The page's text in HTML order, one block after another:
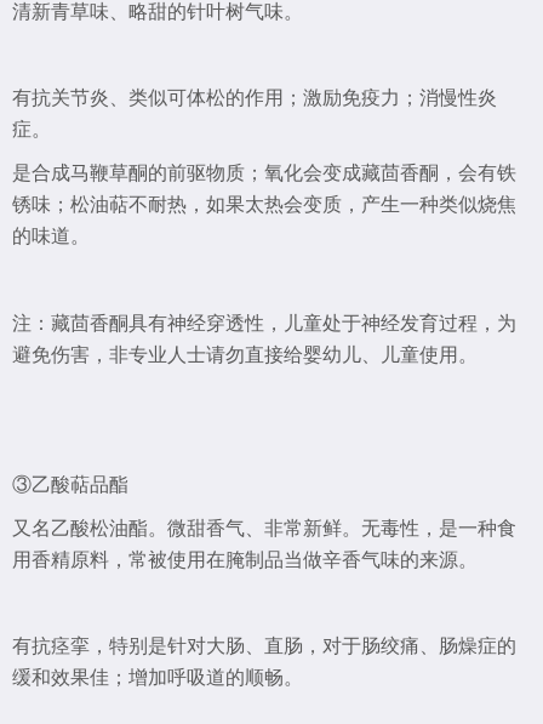
清新青草味、略甜的针叶树气味。
有抗关节炎、类似可体松的作用；激励免疫力；消慢性炎
症。
是合成马鞭草酮的前驱物质；氧化会变成藏茴香酮，会有铁
锈味；松油萜不耐热，如果太热会变质，产生一种类似烧焦
的味道。
注：藏茴香酮具有神经穿透性，儿童处于神经发育过程，为
避免伤害，非专业人士请勿直接给婴幼儿、儿童使用。
③乙酸萜品酯
又名乙酸松油酯。微甜香气、非常新鲜。无毒性，是一种食
用香精原料，常被使用在腌制品当做辛香气味的来源。
有抗痉挛，特别是针对大肠、直肠，对于肠绞痛、肠燥症的
缓和效果佳；增加呼吸道的顺畅。